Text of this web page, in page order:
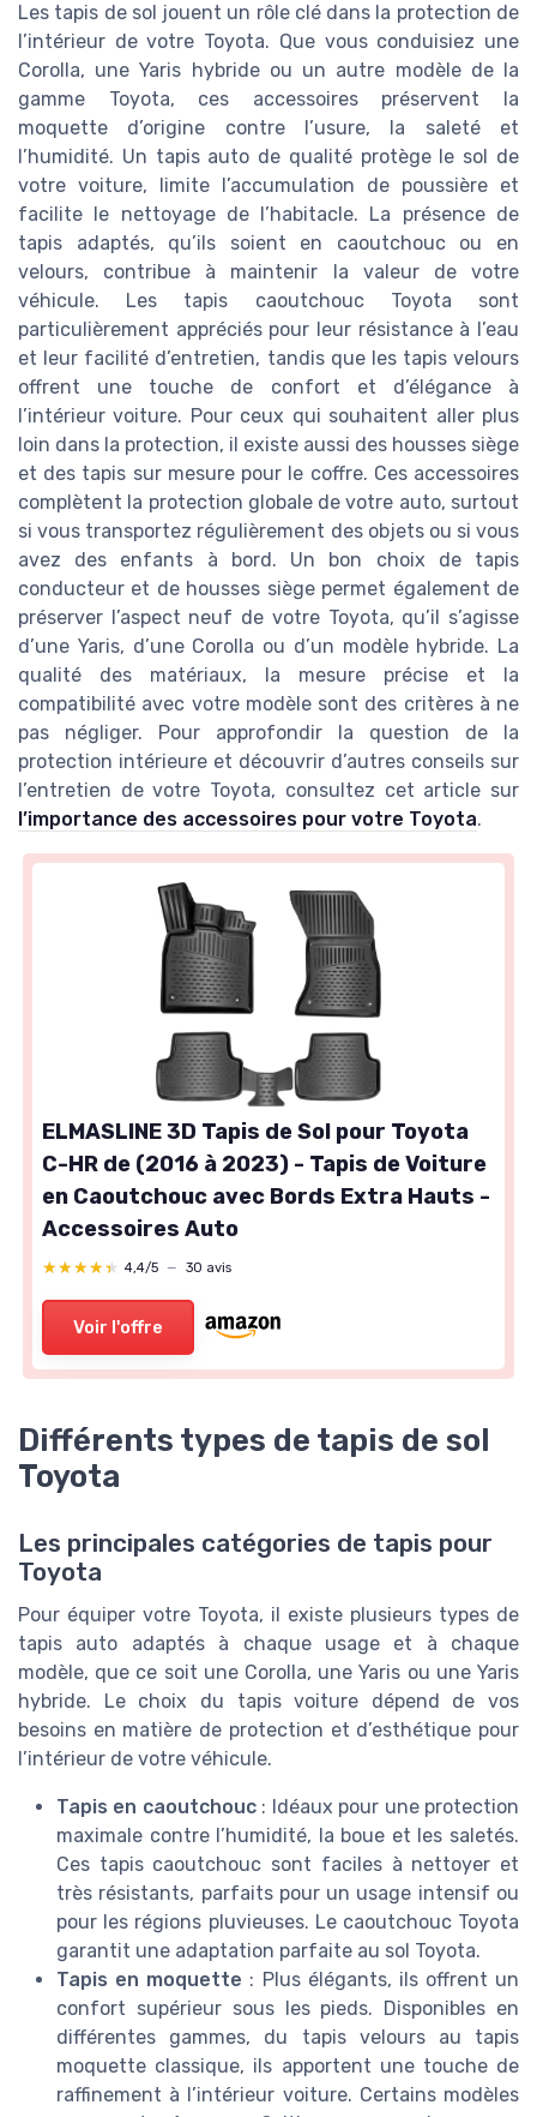
Les tapis de sol jouent un rôle clé dans la protection de
l’intérieur de votre Toyota. Que vous conduisiez une
Corolla, une Yaris hybride ou un autre modèle de la
gamme Toyota, ces accessoires préservent la
moquette d’origine contre l’usure, la saleté et
l’humidité. Un tapis auto de qualité protège le sol de
votre voiture, limite l’accumulation de poussière et
facilite le nettoyage de l’habitacle. La présence de
tapis adaptés, qu’ils soient en caoutchouc ou en
velours, contribue à maintenir la valeur de votre
véhicule. Les tapis caoutchouc Toyota sont
particulièrement appréciés pour leur résistance à l’eau
et leur facilité d’entretien, tandis que les tapis velours
offrent une touche de confort et d’élégance à
l’intérieur voiture. Pour ceux qui souhaitent aller plus
loin dans la protection, il existe aussi des housses siège
et des tapis sur mesure pour le coffre. Ces accessoires
complètent la protection globale de votre auto, surtout
si vous transportez régulièrement des objets ou si vous
avez des enfants à bord. Un bon choix de tapis
conducteur et de housses siège permet également de
préserver l’aspect neuf de votre Toyota, qu’il s’agisse
d’une Yaris, d’une Corolla ou d’un modèle hybride. La
qualité des matériaux, la mesure précise et la
compatibilité avec votre modèle sont des critères à ne
pas négliger. Pour approfondir la question de la
protection intérieure et découvrir d’autres conseils sur
l’entretien de votre Toyota, consultez cet article sur
l’importance des accessoires pour votre Toyota.
ELMASLINE 3D Tapis de Sol pour Toyota
C-HR de (2016 à 2023) - Tapis de Voiture
en Caoutchouc avec Bords Extra Hauts -
Accessoires Auto
★★★★★
★★★★★ 4,4/5 — 30 avis
Voir l'offre
Différents types de tapis de sol
Toyota
Les principales catégories de tapis pour
Toyota
Pour équiper votre Toyota, il existe plusieurs types de
tapis auto adaptés à chaque usage et à chaque
modèle, que ce soit une Corolla, une Yaris ou une Yaris
hybride. Le choix du tapis voiture dépend de vos
besoins en matière de protection et d’esthétique pour
l’intérieur de votre véhicule.
Tapis en caoutchouc: Idéaux pour une protection
maximale contre l’humidité, la boue et les saletés.
Ces tapis caoutchouc sont faciles à nettoyer et
très résistants, parfaits pour un usage intensif ou
pour les régions pluvieuses. Le caoutchouc Toyota
garantit une adaptation parfaite au sol Toyota.
Tapis en moquette : Plus élégants, ils offrent un
confort supérieur sous les pieds. Disponibles en
différentes gammes, du tapis velours au tapis
moquette classique, ils apportent une touche de
raffinement à l’intérieur voiture. Certains modèles